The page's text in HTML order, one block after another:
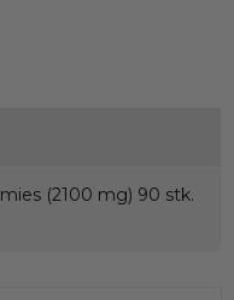
(2100 mg) 90 stk.